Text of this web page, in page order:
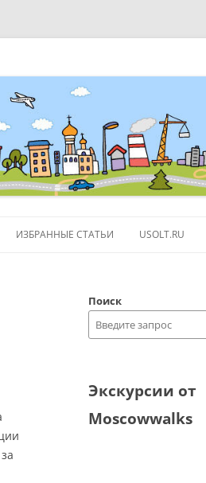
ИЗБРАННЫЕ СТАТЬИ
ПОЛЕЗНЫЕ ССЫЛКИ
ОБЪЕКТЫ НА КАРТЕ GOOGLE
USOLT.RU
Поиск
Экскурсии от
Moscowwalks